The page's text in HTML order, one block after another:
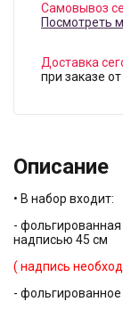
Самовывоз
Посмотреть
Доставка
при заказе от
Описание
• В набор входит:
-
надписью 45 см
( надпись
-